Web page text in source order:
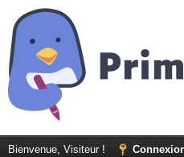
Bienvenue, Visiteur !